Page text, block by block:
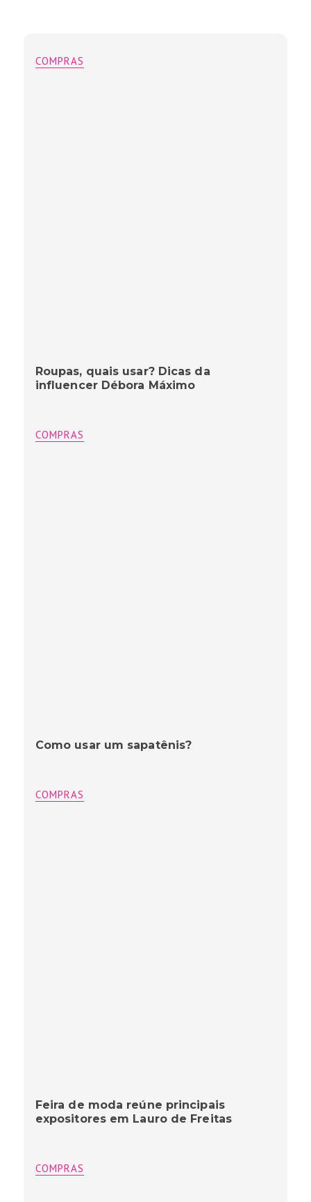
COMPRAS
Roupas, quais usar? Dicas da
influencer Débora Máximo
COMPRAS
Como usar um sapatênis?
COMPRAS
Feira de moda reúne principais
expositores em Lauro de Freitas
COMPRAS